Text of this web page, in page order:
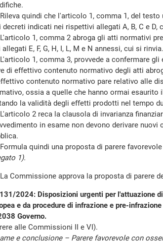
quindi che l'articolo 1, comma 1, del testo
decreti indicati nei rispettivi allegati A, B, C e D,
1, comma 2 abroga gli atti normativi
allegati E, F, G, H, I, L, M e N annessi, cui si rinvia.
1, comma 3, provvede a confermare
di effettivo contenuto normativo degli atti
contenuto normativo pare relativo alle
ossia a quelle che hanno ormai
la validità degli effetti prodotti nel tempo
2 reca la clausola di invarianza
in esame non devono derivare
quindi una proposta di parere
1).
Commissione approva la proposta di parere
2024: Disposizioni urgenti per l'attuazione
e da procedure di infrazione e pre-
Governo.
alle Commissioni II e VI).
e conclusione – Parere favorevole con